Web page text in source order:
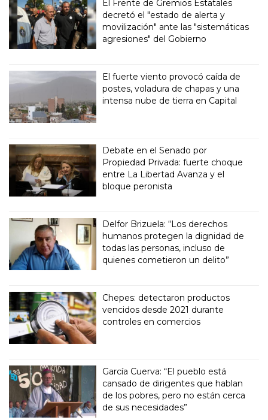
El Frente de Gremios Estatales
decretó el "estado de alerta y
movilización" ante las "sistemáticas
agresiones" del Gobierno
El fuerte viento provocó caída de
postes, voladura de chapas y una
intensa nube de tierra en Capital
Debate en el Senado por
Propiedad Privada: fuerte choque
entre La Libertad Avanza y el
bloque peronista
Delfor Brizuela: “Los derechos
humanos protegen la dignidad de
todas las personas, incluso de
quienes cometieron un delito”
Chepes: detectaron productos
vencidos desde 2021 durante
controles en comercios
García Cuerva: “El pueblo está
cansado de dirigentes que hablan
de los pobres, pero no están cerca
de sus necesidades”